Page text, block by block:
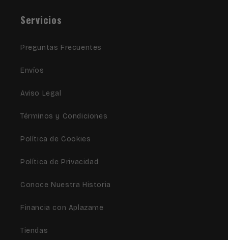
Servicios
Preguntas Frecuentes
Envíos
Aviso Legal
Términos y Condiciones
Política de Cookies
Política de Privacidad
Conoce Nuestra Historia
Financia con Aplazame
Tiendas